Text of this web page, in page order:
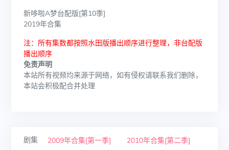
新哆啦A梦台配版[第10季]
2019年合集
注：所有集数都按照水田版播出顺序进行整理，非台配版
播出顺序
免责声明
本站所有视频均来源于网络，如有侵权请联系我们删除，
本站会积极配合并处理
剧集 2009年合集[第一季]
2010年合集[第二季]